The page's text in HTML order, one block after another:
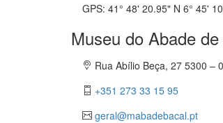
GPS: 41° 48' 20.95" N 6° 45'
Museu do Abade
Rua Abílio Beça, 27 5300 –
+351 273 33 15 95
geral@mabadebacal.pt